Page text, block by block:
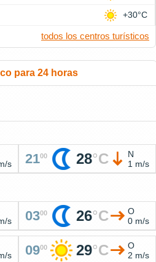
+30°C
todos los centros turísticos
para 24 horas
s
2100 28°C
N
1 m/s
s
0300 26°C
O
0 m/s
s
0900 29°C
O
2 m/s